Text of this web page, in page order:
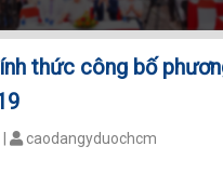
thức công bố
caodangyduochcm